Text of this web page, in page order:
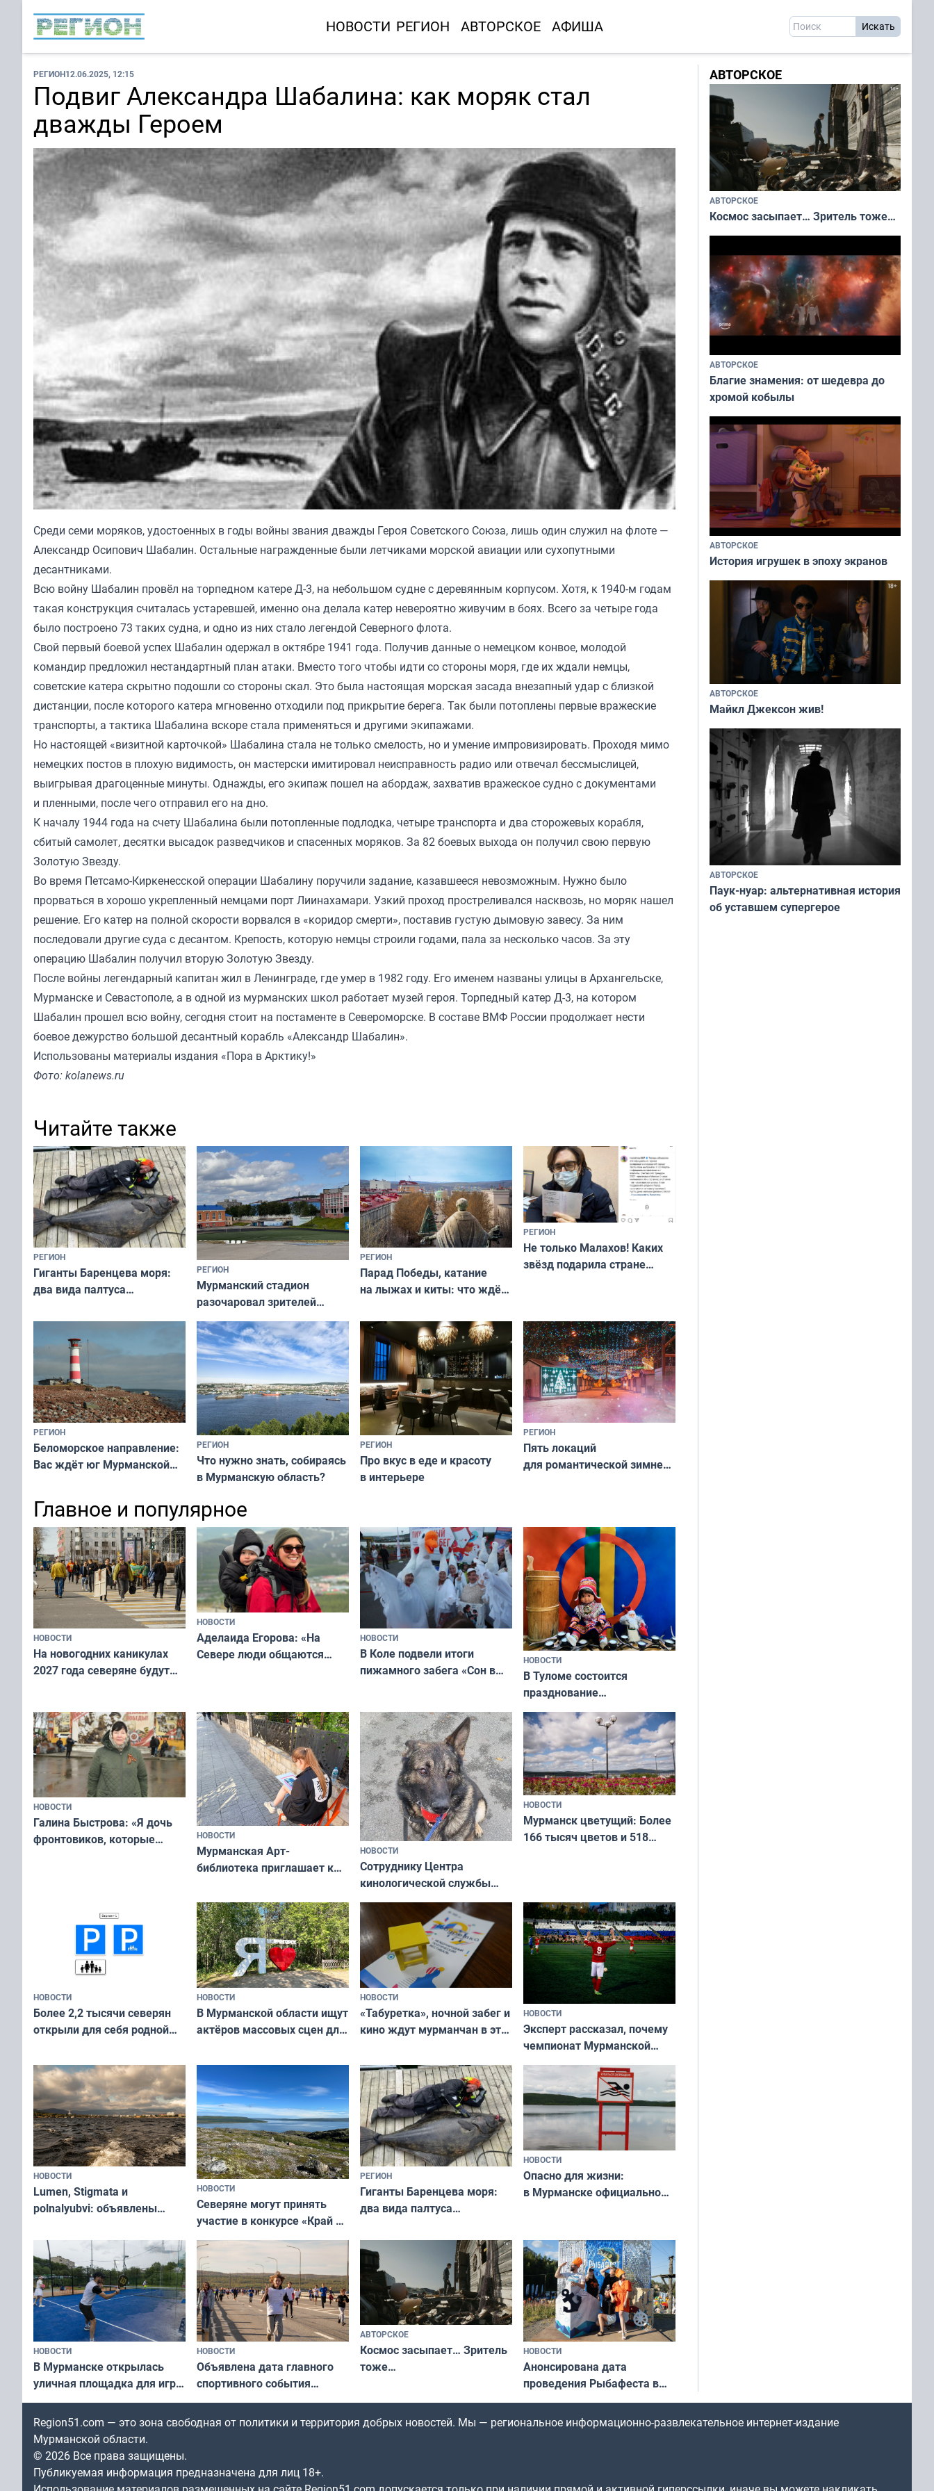
НОВОСТИ РЕГИОН АВТОРСКОЕ АФИША
РЕГИОН12.06.2025, 12:15
Подвиг Александра Шабалина: как моряк стал
дважды Героем
Среди семи моряков, удостоенных в годы войны звания дважды Героя Советского Союза, лишь один служил на флоте —
Александр Осипович Шабалин. Остальные награжденные были летчиками морской авиации или сухопутными
десантниками.
Всю войну Шабалин провёл на торпедном катере Д-3, на небольшом судне с деревянным корпусом. Хотя, к 1940-м годам
такая конструкция считалась устаревшей, именно она делала катер невероятно живучим в боях. Всего за четыре года
было построено 73 таких судна, и одно из них стало легендой Северного флота.
Свой первый боевой успех Шабалин одержал в октябре 1941 года. Получив данные о немецком конвое, молодой
командир предложил нестандартный план атаки. Вместо того чтобы идти со стороны моря, где их ждали немцы,
советские катера скрытно подошли со стороны скал. Это была настоящая морская засада внезапный удар с близкой
дистанции, после которого катера мгновенно отходили под прикрытие берега. Так были потоплены первые вражеские
транспорты, а тактика Шабалина вскоре стала применяться и другими экипажами.
Но настоящей «визитной карточкой» Шабалина стала не только смелость, но и умение импровизировать. Проходя мимо
немецких постов в плохую видимость, он мастерски имитировал неисправность радио или отвечал бессмыслицей,
выигрывая драгоценные минуты. Однажды, его экипаж пошел на абордаж, захватив вражеское судно с документами
и пленными, после чего отправил его на дно.
К началу 1944 года на счету Шабалина были потопленные подлодка, четыре транспорта и два сторожевых корабля,
сбитый самолет, десятки высадок разведчиков и спасенных моряков. За 82 боевых выхода он получил свою первую
Золотую Звезду.
Во время Петсамо-Киркенесской операции Шабалину поручили задание, казавшееся невозможным. Нужно было
прорваться в хорошо укрепленный немцами порт Лиинахамари. Узкий проход простреливался насквозь, но моряк нашел
решение. Его катер на полной скорости ворвался в «коридор смерти», поставив густую дымовую завесу. За ним
последовали другие суда с десантом. Крепость, которую немцы строили годами, пала за несколько часов. За эту
операцию Шабалин получил вторую Золотую Звезду.
После войны легендарный капитан жил в Ленинграде, где умер в 1982 году. Его именем названы улицы в Архангельске,
Мурманске и Севастополе, а в одной из мурманских школ работает музей героя. Торпедный катер Д-3, на котором
Шабалин прошел всю войну, сегодня стоит на постаменте в Североморске. В составе ВМФ России продолжает нести
боевое дежурство большой десантный корабль «Александр Шабалин».
Использованы материалы издания «Пора в Арктику!»
Фото: kolanews.ru
Читайте также
РЕГИОН
Гиганты Баренцева моря:
два вида палтуса
РЕГИОН
Мурманский стадион
разочаровал зрителей
матчей регионального
чемпионата
РЕГИОН
Парад Победы, катание
на лыжах и киты: что ждёт
на майские праздники
РЕГИОН
Не только Малахов! Каких
звёзд подарила стране
РЕГИОН
Беломорское направление:
Вас ждёт юг Мурманской
РЕГИОН
Что нужно знать, собираясь
в Мурманскую область?
РЕГИОН
Про вкус в еде и красоту
в интерьере
РЕГИОН
Пять локаций
для романтической зимней
Главное и популярное
НОВОСТИ
На новогодних каникулах
2027 года северяне будут
НОВОСТИ
Аделаида Егорова: «На
Севере люди общаются
НОВОСТИ
В Коле подвели итоги
пижамного забега «Сон в
НОВОСТИ
В Туломе состоится
празднование
Международного дня
коренных народов мира
НОВОСТИ
Галина Быстрова: «Я дочь
фронтовиков, которые
НОВОСТИ
Мурманская Арт-
библиотека приглашает к
и фотографов
НОВОСТИ
Сотруднику Центра
кинологической службы
ищут новый дом
НОВОСТИ
Мурманск цветущий: Более
166 тысяч цветов и 518
НОВОСТИ
Более 2,2 тысячи северян
открыли для себя родной
«Туризм для своих»
НОВОСТИ
В Мурманской области ищут
актёров массовых сцен для
короткометражном фильме
НОВОСТИ
«Табуретка», ночной забег и
кино ждут мурманчан в эти
НОВОСТИ
Эксперт рассказал, почему
чемпионат Мурманской
области по футболу остался
незамеченным
НОВОСТИ
Lumen, Stigmata и
polnalyubvi: объявлены
«Имандра» в 2026 года
НОВОСТИ
Северяне могут принять
участие в конкурсе «Край у
северной границы: фотогид
по Печенгскому округу»
РЕГИОН
Гиганты Баренцева моря:
два вида палтуса
НОВОСТИ
Опасно для жизни:
в Мурманске официально
НОВОСТИ
В Мурманске открылась
уличная площадка для игры
в падел
НОВОСТИ
Объявлена дата главного
спортивного события
Заполярья: как зарождался
фестиваль «Гольфстрим»
АВТОРСКОЕ
Космос засыпает… Зритель
тоже…
НОВОСТИ
Анонсирована дата
проведения Рыбафеста в
2026 году
АВТОРСКОЕ
АВТОРСКОЕ
Космос засыпает… Зритель тоже…
АВТОРСКОЕ
Благие знамения: от шедевра до
хромой кобылы
АВТОРСКОЕ
История игрушек в эпоху экранов
АВТОРСКОЕ
Майкл Джексон жив!
АВТОРСКОЕ
Паук-нуар: альтернативная история
об уставшем супергерое
Region51.com — это зона свободная от политики и территория добрых новостей. Мы — региональное информационно-развлекательное интернет-издание
Мурманской области.
© 2026 Все права защищены.
Публикуемая информация предназначена для лиц 18+.